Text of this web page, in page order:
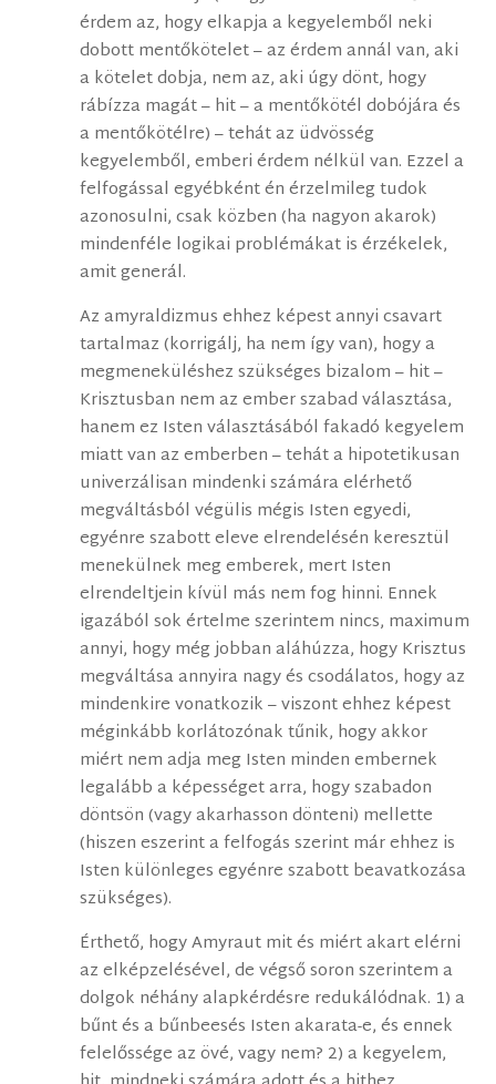
érdem az, hogy elkapja a kegyelemből neki
dobott mentőkötelet – az érdem annál van, aki
a kötelet dobja, nem az, aki úgy dönt, hogy
rábízza magát – hit – a mentőkötél dobójára és
a mentőkötélre) – tehát az üdvösség
kegyelemből, emberi érdem nélkül van. Ezzel a
felfogással egyébként én érzelmileg tudok
azonosulni, csak közben (ha nagyon akarok)
mindenféle logikai problémákat is érzékelek,
amit generál.
Az amyraldizmus ehhez képest annyi csavart
tartalmaz (korrigálj, ha nem így van), hogy a
megmeneküléshez szükséges bizalom – hit –
Krisztusban nem az ember szabad választása,
hanem ez Isten választásából fakadó kegyelem
miatt van az emberben – tehát a hipotetikusan
univerzálisan mindenki számára elérhető
megváltásból végülis mégis Isten egyedi,
egyénre szabott eleve elrendelésén keresztül
menekülnek meg emberek, mert Isten
elrendeltjein kívül más nem fog hinni. Ennek
igazából sok értelme szerintem nincs, maximum
annyi, hogy még jobban aláhúzza, hogy Krisztus
megváltása annyira nagy és csodálatos, hogy az
mindenkire vonatkozik – viszont ehhez képest
méginkább korlátozónak tűnik, hogy akkor
miért nem adja meg Isten minden embernek
legalább a képességet arra, hogy szabadon
döntsön (vagy akarhasson dönteni) mellette
(hiszen eszerint a felfogás szerint már ehhez is
Isten különleges egyénre szabott beavatkozása
szükséges).
Érthető, hogy Amyraut mit és miért akart elérni
az elképzelésével, de végső soron szerintem a
dolgok néhány alapkérdésre redukálódnak. 1) a
bűnt és a bűnbeesés Isten akarata-e, és ennek
felelőssége az övé, vagy nem? 2) a kegyelem,